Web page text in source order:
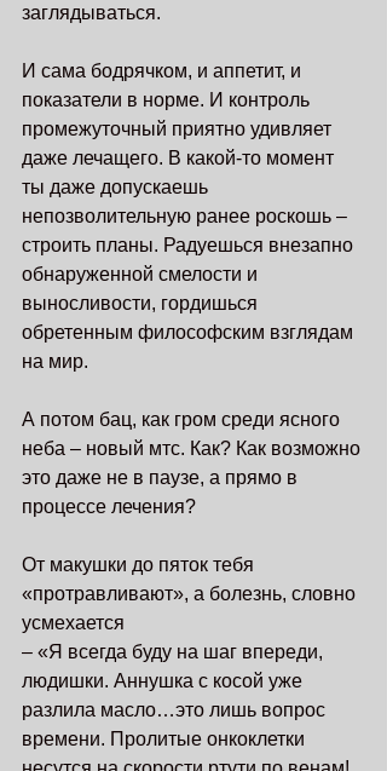
заглядываться.
И сама бодрячком, и аппетит, и
показатели в норме. И контроль
промежуточный приятно удивляет
даже лечащего. В какой-то момент
ты даже допускаешь
непозволительную ранее роскошь –
строить планы. Радуешься внезапно
обнаруженной смелости и
выносливости, гордишься
обретенным философским взглядам
на мир.
А потом бац, как гром среди ясного
неба – новый мтс. Как? Как возможно
это даже не в паузе, а прямо в
процессе лечения?
От макушки до пяток тебя
«протравливают», а болезнь, словно
усмехается
– «Я всегда буду на шаг впереди,
людишки. Аннушка с косой уже
разлила масло…это лишь вопрос
времени. Пролитые онкоклетки